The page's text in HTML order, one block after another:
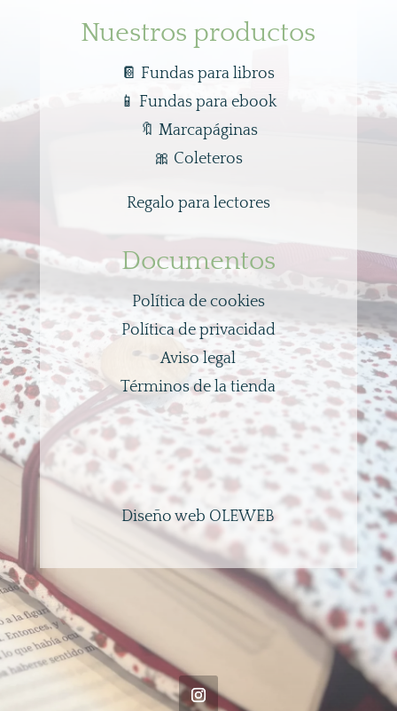
Nuestros productos
📔 Fundas para libros
📱Fundas para ebook
🔖 Marcapáginas
🎀 Coleteros
Regalo para lectores
Documentos
Política de cookies
Política de privacidad
Aviso legal
Términos de la tienda
Diseño web OLEWEB